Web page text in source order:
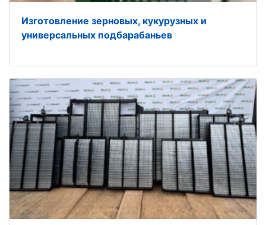
Изготовление зерновых, кукурузных и
универсальных подбарабаньев